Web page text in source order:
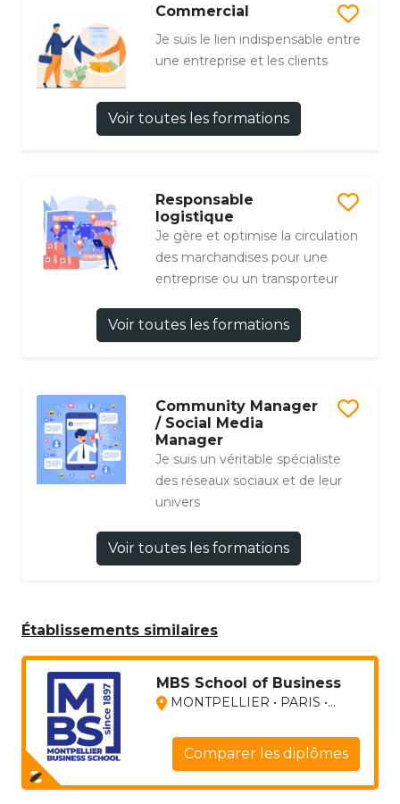
Commercial
Je suis le lien indispensable entre
une entreprise et les clients
Voir toutes les formations
Responsable
logistique
Je gère et optimise la circulation
des marchandises pour une
entreprise ou un transporteur
Voir toutes les formations
Community Manager
/ Social Media
Manager
Je suis un véritable spécialiste
des réseaux sociaux et de leur
univers
Voir toutes les formations
Établissements similaires
MBS School of Business
MONTPELLIER • PARIS •...
Comparer les diplômes